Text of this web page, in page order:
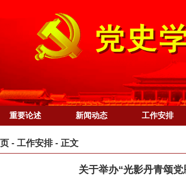
重要论述 新闻动态 工作安排
- 工作安排- 正文
关于举办“光影丹青颂